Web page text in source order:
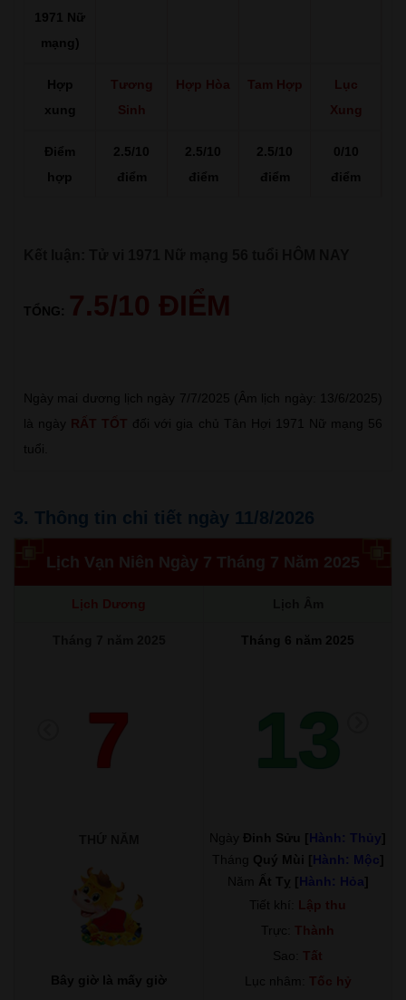
1971 Nữ
mạng)
Hợp
xung
Tương
Sinh
Hợp Hòa Tam Hợp
Lục
Xung
Điểm
hợp
2.5/10
điểm
2.5/10
điểm
2.5/10
điểm
0/10
điểm
TỔNG: 7.5/10 ĐIỂM
Ngày mai dương lịch ngày 7/7/2025 (Âm lịch ngày: 13/6/2025)
là ngày RẤT TỐT đối với gia chủ Tân Hợi 1971 Nữ mạng 56
tuổi.
3. Thông tin chi tiết ngày 11/8/2026
Lịch Vạn Niên Ngày 7 Tháng 7 Năm 2025
Lịch Dương
Tháng 6 năm 2025
7 13
Bây giờ là mấy giờ
Ngày Đinh Sửu [Hành: Thủy]
Tháng Quý Mùi [Hành: Mộc]
Năm Ất Tỵ [Hành: Hỏa]
Tiết khí: Lập thu
Trực: Thành
Sao: Tất
Lục nhâm: Tốc hỷ